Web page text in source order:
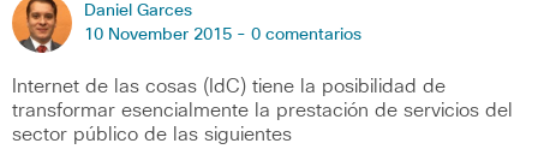
Daniel Garces
10 November 2015 - 0 comentarios
Internet de las cosas (IdC) tiene la posibilidad de
transformar esencialmente la prestación de servicios del
sector público de las siguientes